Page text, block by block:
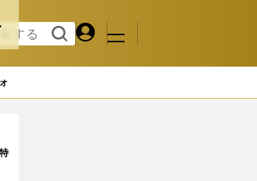
検索
る
マイペ
ジ
メニュ
メガ・ファイト前でも「ブレない」